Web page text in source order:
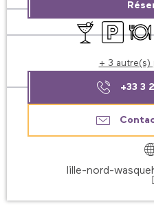
Bar / Buvette
Parking
+ 3 autre(s)
+33 3
lille-nord-